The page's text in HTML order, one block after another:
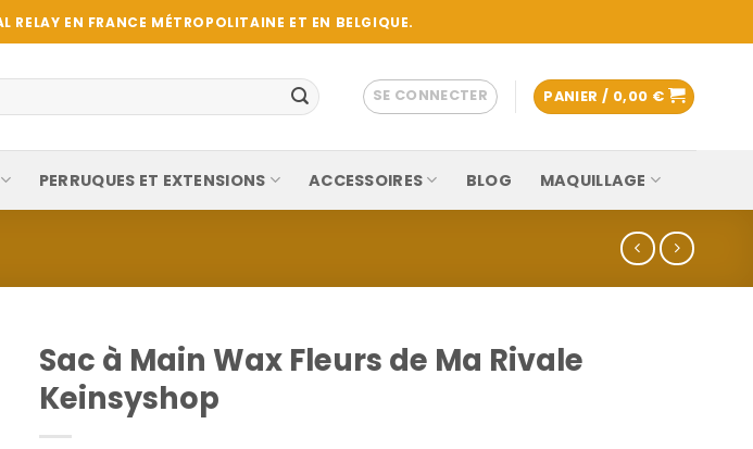
EN FRANCE MÉTROPOLITAINE ET EN BELGIQUE.
SE CONNECTER PANIER / 0,00 €
PERRUQUES ET EXTENSIONS ACCESSOIRES BLOG MAQUILLAGE
Sac à Main Wax Fleurs de Ma Rivale
Keinsyshop